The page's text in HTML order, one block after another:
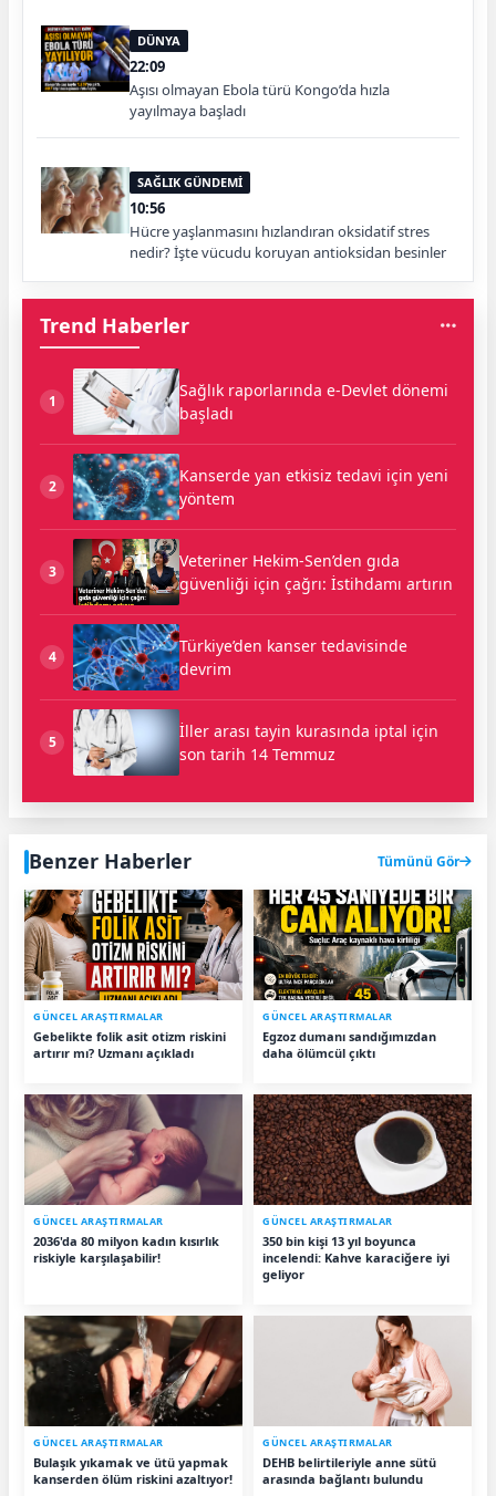
DÜNYA
22:09
Aşısı olmayan Ebola türü Kongo’da hızla
yayılmaya başladı
SAĞLIK GÜNDEMİ
10:56
Hücre yaşlanmasını hızlandıran oksidatif stres
nedir? İşte vücudu koruyan antioksidan besinler
Trend Haberler
1
Sağlık raporlarında e-Devlet dönemi
başladı
2
Kanserde yan etkisiz tedavi için yeni
yöntem
3
Veteriner Hekim-Sen’den gıda
güvenliği için çağrı: İstihdamı artırın
4
Türkiye’den kanser tedavisinde
devrim
5
İller arası tayin kurasında iptal için
son tarih 14 Temmuz
Benzer Haberler Tümünü Gör
GÜNCEL ARAŞTIRMALAR
Gebelikte folik asit otizm riskini
artırır mı? Uzmanı açıkladı
GÜNCEL ARAŞTIRMALAR
Egzoz dumanı sandığımızdan
daha ölümcül çıktı
GÜNCEL ARAŞTIRMALAR
2036'da 80 milyon kadın kısırlık
riskiyle karşılaşabilir!
GÜNCEL ARAŞTIRMALAR
350 bin kişi 13 yıl boyunca
incelendi: Kahve karaciğere iyi
geliyor
GÜNCEL ARAŞTIRMALAR
Bulaşık yıkamak ve ütü yapmak
kanserden ölüm riskini azaltıyor!
GÜNCEL ARAŞTIRMALAR
DEHB belirtileriyle anne sütü
arasında bağlantı bulundu